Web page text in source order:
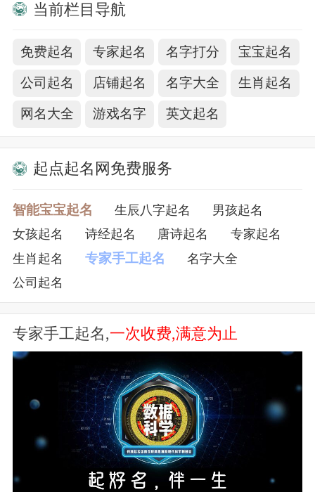
✿゛我们一起疯❤
▓小情绪゜ ╰＇
✿゛我们一起笑❤
▓小幸福゜ ╰＇
✿゛我们一起哭❤
────────
孤巷独影ღ
北岛屿梦ღ
沁晚离殇ღ
客走茶凉ღ
海蓝无魂ღ
埋藏曾经ღ
当前栏目导航
免费起名 专家起名 名字打分 宝宝起名
公司起名 店铺起名 名字大全 生肖起名
网名大全 游戏名字 英文起名
起点起名网免费服务
智能宝宝起名 生辰八字起名
男孩起名
女孩起名
诗经起名 唐诗起名
专家起名
生肖起名
专家手工起名
名字大全
公司起名
专家手工起名,一次收费,满意为止